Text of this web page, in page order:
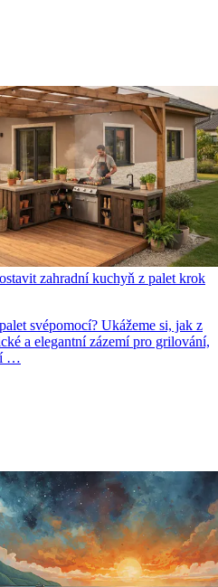
zahradní kuchyň z palet krok
svépomocí? Ukážeme si, jak z
a elegantní zázemí pro grilování,
…